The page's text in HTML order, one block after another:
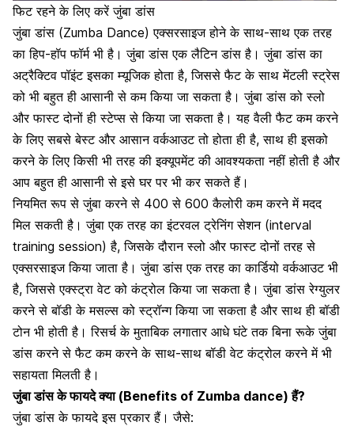
फिट रहने के लिए करें जुंबा डांस
जुंबा डांस (Zumba Dance) एक्सरसाइज होने के साथ-साथ एक तरह
का हिप-हॉप फॉर्म भी है। जुंबा डांस एक लैटिन डांस है। जुंबा डांस का
अट्रैक्टिव पॉइंट इसका म्यूजिक होता है, जिससे फैट के साथ मेंटली स्ट्रेस
को भी बहुत ही आसानी से कम किया जा सकता है। जुंबा डांस को स्लो
और फास्ट दोनों ही स्टेप्स से किया जा सकता है। यह वैली फैट कम करने
के लिए सबसे बेस्ट और आसान वर्कआउट तो होता ही है, साथ ही इसको
करने के लिए किसी भी तरह की इक्यूपमेंट की आवश्यकता नहीं होती है और
आप बहुत ही आसानी से इसे घर पर भी कर सकते हैं।
नियमित रूप से जुंबा करने से 400 से 600 कैलोरी कम करने में मदद
मिल सकती है। जुंबा एक तरह का इंटरवल ट्रेनिंग सेशन (interval
training session) है, जिसके दौरान स्लो और फास्ट दोनों तरह से
एक्सरसाइज किया जाता है। जुंबा डांस एक तरह का कार्डियो वर्कआउटभी
है, जिससे एक्स्ट्रा वेट को कंट्रोल किया जा सकता है। जुंबा डांसरेग्युलर
करने से बॉडी के मसल्स को स्ट्रॉन्ग किया जा सकता है और साथ ही बॉडी
टोन भी होती है। रिसर्च के मुताबिक लगातार आधे घंटे तक बिना रूके जुंबा
डांस करने से फैट कम करने के साथ-साथ बॉडी वेट कंट्रोल करने में भी
सहायता मिलती है।
जुंबा डांस के फायदे क्या (Benefits of Zumba dance) हैं?
जुंबा डांस के फायदे इस प्रकार हैं। जैसे: